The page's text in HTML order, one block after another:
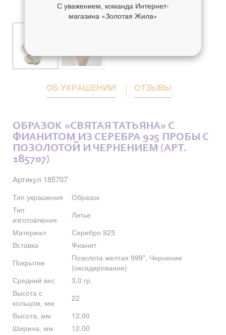
ОБ УКРАШЕНИИ ОТЗЫВЫ
ОБРАЗОК «СВЯТАЯ ТАТЬЯНА» С
ФИАНИТОМ ИЗ СЕРЕБРА 925 ПРОБЫ С
ПОЗОЛОТОЙ И ЧЕРНЕНИЕМ (АРТ.
185707)
Артикул 185707
Тип украшения
Образок
Тип
изготовления
Литье
Материал
Серебро 925
Вставка
Фианит
Покрытие
Позолота желтая 999*, Чернение
(оксидирование)
Средний вес
3,0 гр.
Высота с
кольцом, мм
22
Высота, мм
12.00
Ширина, мм
12.00
С уважением, команда Интернет-
магазина «Золотая Жила»